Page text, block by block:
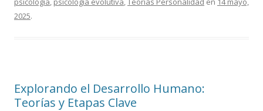
2025.
Explorando el Desarrollo Humano:
Teorías y Etapas Clave